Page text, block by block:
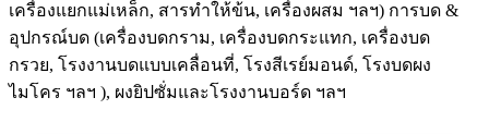
เครื่องแยกแม่เหล็ก, สารทำให้ข้น, เครื่องผสม ฯลฯ) การบด &
อุปกรณ์บด (เครื่องบดกราม, เครื่องบดกระแทก, เครื่องบด
กรวย, โรงงานบดแบบเคลื่อนที่, โรงสีเรย์มอนด์, โรงบดผง
ไมโคร ฯลฯ ), ผงยิปซั่มและโรงงานบอร์ด ฯลฯ